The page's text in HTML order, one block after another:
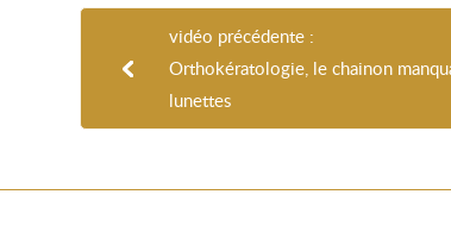
vidéo précédente :
Orthokératologie, le chainon
lunettes